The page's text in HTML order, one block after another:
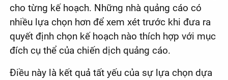
cho từng kế hoạch. Những nhà quảng cáo có
nhiều lựa chọn hơn để xem xét trước khi đưa ra
quyết định chọn kế hoạch nào thích hợp với mục
đích cụ thể của chiến dịch quảng cáo.
Điều này là kết quả tất yếu của sự lựa chọn dựa